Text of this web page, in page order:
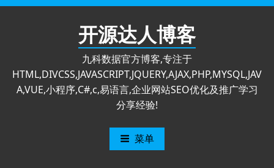
跳
开源达人博客
九科数据官方博客,专注于
HTML,DIVCSS,JAVASCRIPT,JQUERY,AJAX,PHP,MYSQL,JAV
A,VUE,小程序,C#,c,易语言,企业网站SEO优化及推广学习
分享经验!
菜单